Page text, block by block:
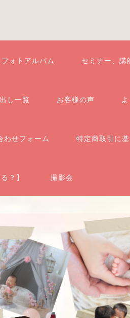
フォトアルバム セミナー、講
し一覧 お客様の声
わせフォーム 特定商取引に
？】 撮影会